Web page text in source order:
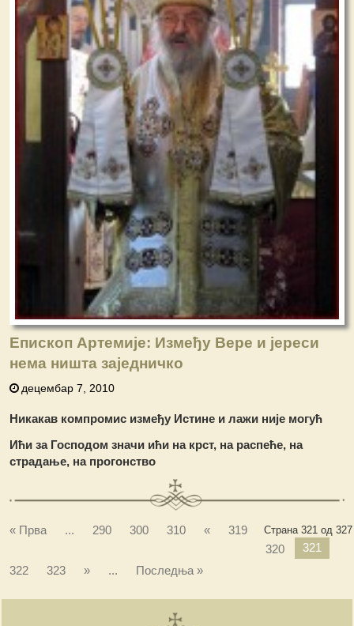
Епископ Артемије: Између Вере и јереси
нема ништа заједничко
децембар 7, 2010
Никакав компромис између Истине и лажи није могућ
Ићи за Господом значи ићи на крст, на распеће, на
страдање, на прогонство
Страна 321 од 327
« Прва ... 290 300 310 «
319
320
321
322
323 » ... Последња »